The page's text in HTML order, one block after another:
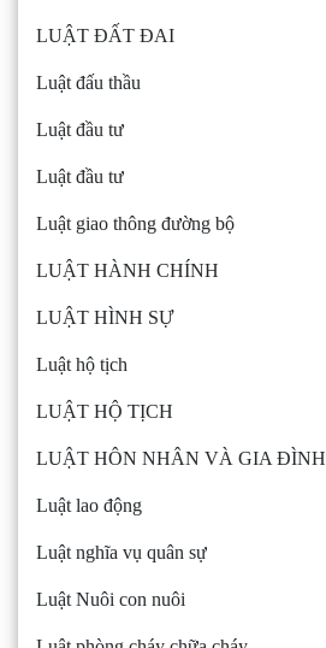
LUẬT ĐẤT ĐAI
Luật đấu thầu
Luật đầu tư
Luật đầu tư
Luật giao thông đường bộ
LUẬT HÀNH CHÍNH
LUẬT HÌNH SỰ
Luật hộ tịch
LUẬT HỘ TỊCH
LUẬT HÔN NHÂN VÀ GIA ĐÌNH
Luật lao động
Luật nghĩa vụ quân sự
Luật Nuôi con nuôi